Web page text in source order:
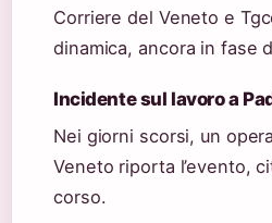
Corriere del Veneto e
dinamica, ancora in fase
Incidente sul lavoro a
Nei giorni scorsi, un
Veneto riporta l’evento,
corso.